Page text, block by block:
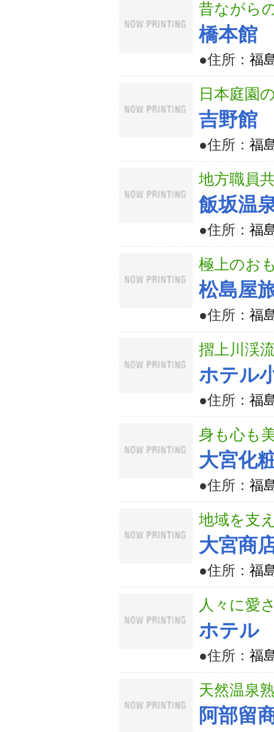
昔ながら
橋本館
●住所： 福
日本庭園
吉野館
●住所： 福
地方職員
飯坂温
●住所： 福
極上のお
松島屋
●住所： 福
摺上川渓
ホテル
●住所： 福
身も心も
大宮化
●住所： 福
地域を支
大宮商
●住所： 福
人々に愛
ホテル
●住所： 福
天然温泉
阿部留